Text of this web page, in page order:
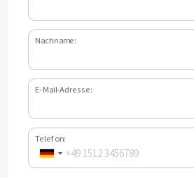
Nachname:
E-Mail-Adresse:
Telefon: